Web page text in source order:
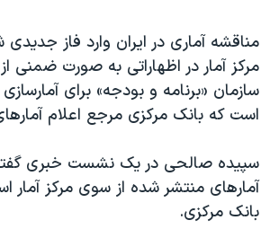
آرشیو پخش زنده
مجموعه مستندهای دادخواهی
تریبونال مردمی آبان ۹۸
دادگاه حمید نوری
قانون شفافیت دارائی کادر رهبری ایران
اعتراضات مردمی آبان ۹۸
مناقشه آماری در ایران وارد فاز
مرکز آمار در اظهاراتی به صورت ضمنی
سازمان «برنامه و بودجه» برای
است که بانک مرکزی مرجع اعلام
سپیده صالحی در یک نشست خبری گفته
آمارهای منتشر شده از سوی مرکز آمار
بانک مرکزی.